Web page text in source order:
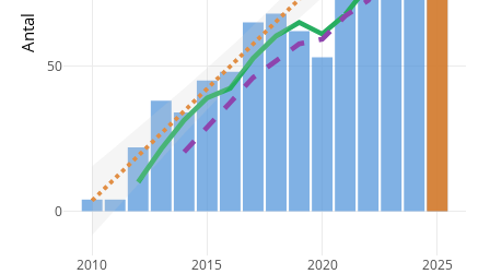
2010 2015 2020 2025
0
50
Antal